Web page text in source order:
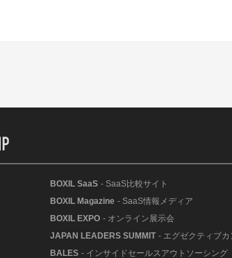
BOXIL SaaS - SaaS比較サイト
BOXIL Magazine - SaaS情報メディア
BOXIL EXPO - オンライン展示会
JAPAN LEADERS SUMMIT - エグゼクティブ
BALES - インサイドセールスアウトソーシング